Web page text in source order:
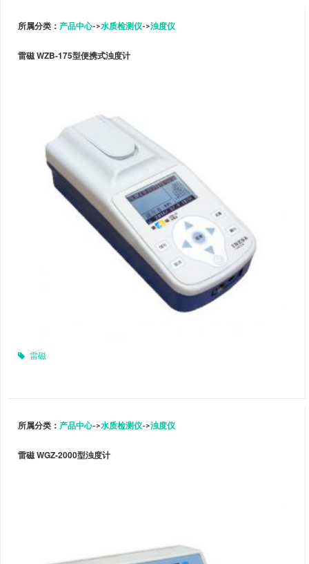
所属分类： 产品中心->水质检测仪->浊度仪
雷磁 WZB-175型便携式浊度计
雷磁
所属分类： 产品中心->水质检测仪->浊度仪
雷磁 WGZ-2000型浊度计